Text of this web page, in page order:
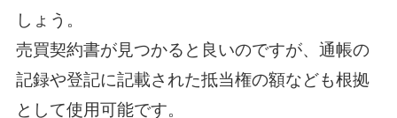
しょう。
売買契約書が見つかると良いのですが、通帳の
記録や登記に記載された抵当権の額なども根拠
として使用可能です。